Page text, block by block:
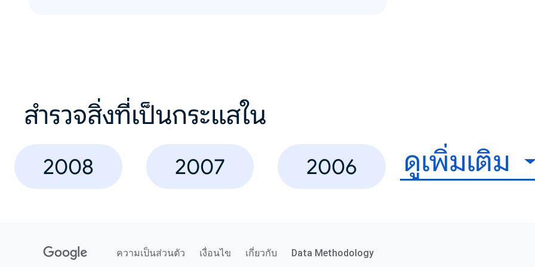
สำรวจสิ่งที่เป็นกระแสใน
2008 2007 2006 ดูเพิ่มเติม
ความเป็นส่วนตัว เงื่อนไข เกี่ยวกับ Data Methodology